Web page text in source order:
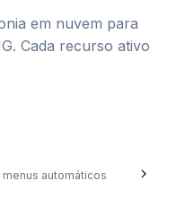
em nuvem para
Cada recurso ativo
automáticos